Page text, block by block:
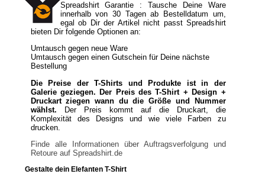
Spreadshirt Garantie : Tausche Deine Ware
innerhalb von 30 Tagen ab Bestelldatum um,
egal ob Dir der Artikel nicht passt Spreadshirt
bieten Dir folgende Optionen an:
Umtausch gegen neue Ware
Umtausch gegen einen Gutschein für Deine nächste
Bestellung
Die Preise der T-Shirts und Produkte ist in der
Galerie geziegen. Der Preis des T-Shirt + Design +
Druckart ziegen wann du die Größe und Nummer
wählst. Der Preis kommt auf die Druckart, die
Komplexität des Designs und wie viele Farben zu
drucken.
Finde alle Informationen über Auftragsverfolgung und
Retoure auf Spreadshirt.de
Gestalte dein Elefanten T-Shirt